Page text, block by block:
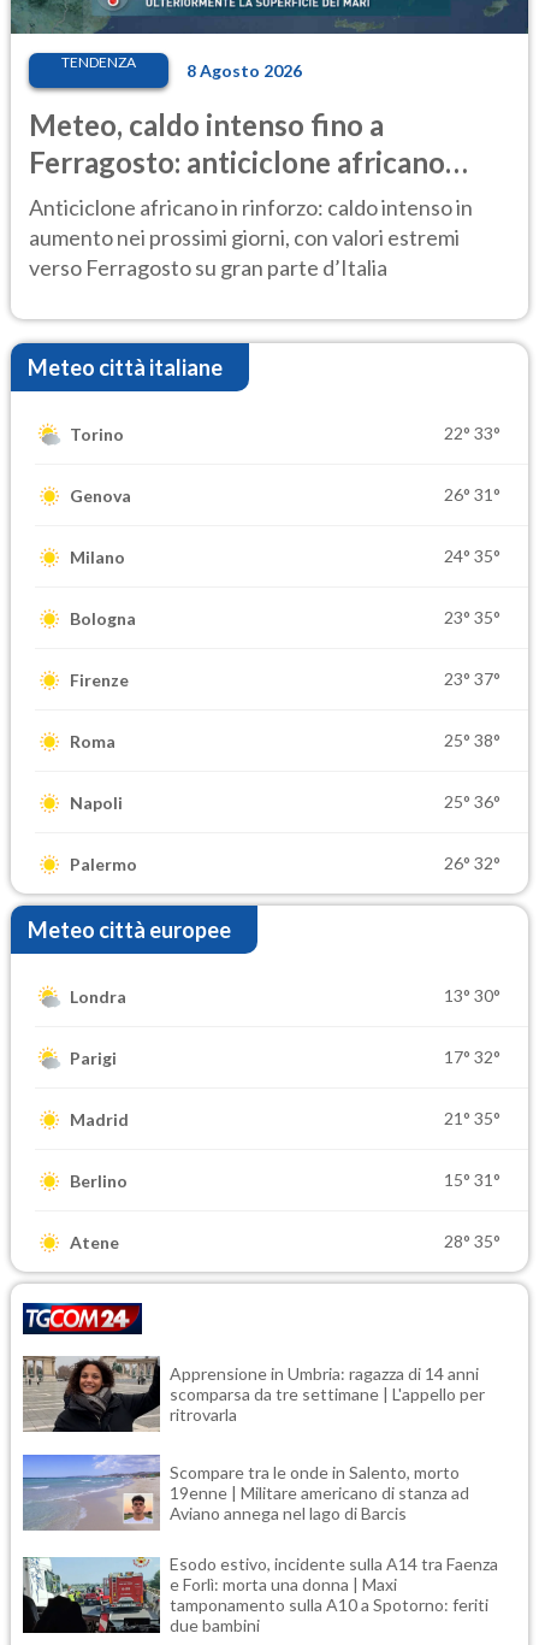
TENDENZA 8 Agosto 2026
Meteo, caldo intenso fino a
Ferragosto: anticiclone africano
ancora protagonista
Anticiclone africano in rinforzo: caldo intenso in
aumento nei prossimi giorni, con valori estremi
verso Ferragosto su gran parte d’Italia
Meteo città italiane
Torino 22° 33°
Genova 26° 31°
Milano 24° 35°
Bologna 23° 35°
Firenze 23° 37°
Roma 25° 38°
Napoli 25° 36°
Palermo 26° 32°
Meteo città europee
Londra 13° 30°
Parigi 17° 32°
Madrid 21° 35°
Berlino 15° 31°
Atene 28° 35°
Apprensione in Umbria: ragazza di 14 anni
scomparsa da tre settimane | L'appello per
ritrovarla
Scompare tra le onde in Salento, morto
19enne | Militare americano di stanza ad
Aviano annega nel lago di Barcis
Esodo estivo, incidente sulla A14 tra Faenza
e Forlì: morta una donna | Maxi
tamponamento sulla A10 a Spotorno: feriti
due bambini